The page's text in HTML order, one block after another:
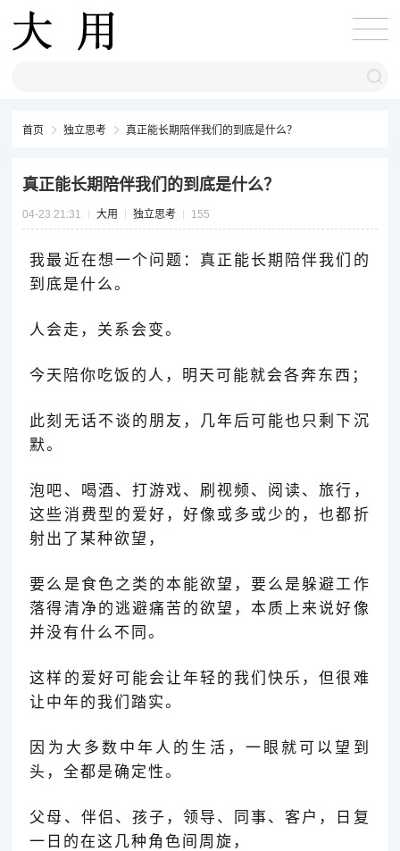
首页 独立思考 真正能长期陪伴我们的到底是什么？
真正能长期陪伴我们的到底是什么？
04-23 21:31 大用 独立思考 155
我最近在想一个问题：真正能长期陪伴我们的
到底是什么。
人会走，关系会变。
今天陪你吃饭的人，明天可能就会各奔东西；
此刻无话不谈的朋友，几年后可能也只剩下沉
默。
泡吧、喝酒、打游戏、刷视频、阅读、旅行，
这些消费型的爱好，好像或多或少的，也都折
射出了某种欲望，
要么是食色之类的本能欲望，要么是躲避工作
落得清净的逃避痛苦的欲望，本质上来说好像
并没有什么不同。
这样的爱好可能会让年轻的我们快乐，但很难
让中年的我们踏实。
因为大多数中年人的生活，一眼就可以望到
头，全都是确定性。
父母、伴侣、孩子，领导、同事、客户，日复
一日的在这几种角色间周旋，